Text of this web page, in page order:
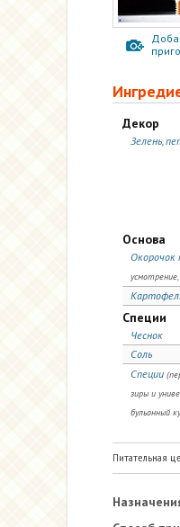
Декор
Зелень,
Основа
Окорочок
Специи
Чеснок
Соль
Специи
зиры и
бульонный
Питательная